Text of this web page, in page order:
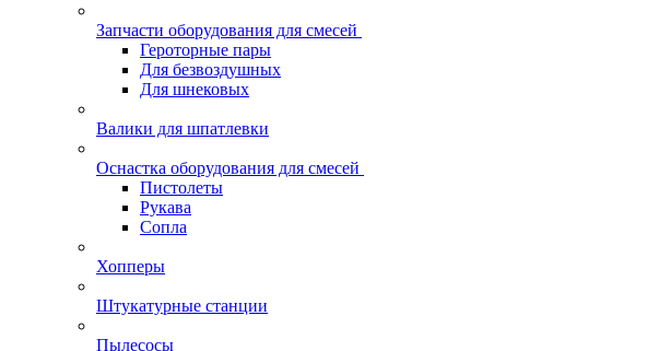
Запчасти оборудования для смесей
Героторные пары
Для безвоздушных
Для шнековых
Валики для шпатлевки
Оснастка оборудования для смесей
Пистолеты
Рукава
Сопла
Хопперы
Штукатурные станции
Пылесосы